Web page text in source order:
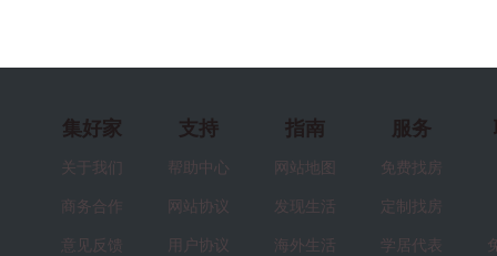
集好家
关于我们
商务合作
意见反馈
支持
帮助中心
网站协议
用户协议
指南
网站地图
发现生活
海外生活
服务
免费找房
定制找房
学居代表